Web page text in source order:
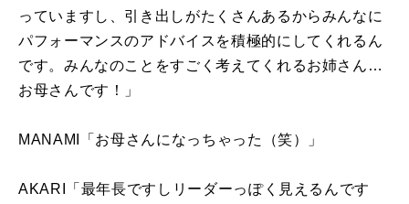
っていますし、引き出しがたくさんあるからみんなに
パフォーマンスのアドバイスを積極的にしてくれるん
です。みんなのことをすごく考えてくれるお姉さん…
お母さんです！」
MANAMI「お母さんになっちゃった（笑）」
AKARI「最年長ですしリーダーっぽく見えるんです